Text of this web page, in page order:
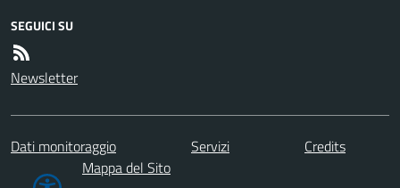
SEGUICI SU
Newsletter
Dati monitoraggio Servizi
Credits
Mappa del Sito